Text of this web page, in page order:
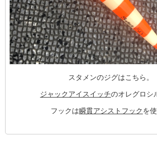
スタメンのジグはこちら。
ジャックアイスイッチのオレグロシ
フックは瞬貫アシストフックを使